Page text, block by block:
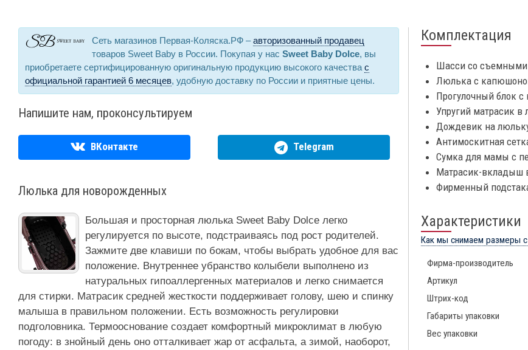
Сеть магазинов Первая-Коляска.РФ –авторизованный продавец
товаров Sweet Baby в России. Покупая у нас Sweet Baby Dolce, вы
приобретаете сертифицированную оригинальную продукцию высокого качества с
официальной гарантией 6 месяцев, удобную доставку по России и приятные цены.
Напишите нам, проконсультируем
ВКонтакте Telegram
Люлька для новорожденных
Большая и просторная люлька Sweet Baby Dolce легко
регулируется по высоте, подстраиваясь под рост родителей.
Зажмите две клавиши по бокам, чтобы выбрать удобное для вас
положение. Внутреннее убранство колыбели выполнено из
натуральных гипоаллергенных материалов и легко снимается
для стирки. Матрасик средней жесткости поддерживает голову, шею и спинку
малыша в правильном положении. Есть возможность регулировки
подголовника. Термооснование создает комфортный микроклимат в любую
погоду: в знойный день оно отталкивает жар от асфальта, а зимой, наоборот,
Комплектация
Шасси со съемными
Люлька с
Прогулочный блок
Упругий матрасик в
Дождевик на
Антимоскитная
Сумка для мамы с
Матрасик-вкладыш
Фирменный
Характеристики
Как мы снимаем размеры с
Фирма-производитель
Артикул
Штрих-код
Габариты упаковки
Вес упаковки